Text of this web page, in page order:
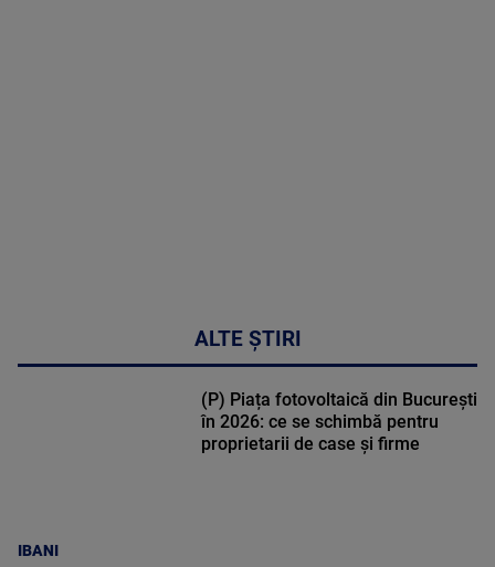
ALTE ȘTIRI
IBANI
(P) Piața fotovoltaică din București
în 2026: ce se schimbă pentru
proprietarii de case și firme